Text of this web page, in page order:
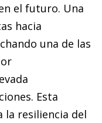
el futuro. Una
hacia
una de las
Esta
la resiliencia del